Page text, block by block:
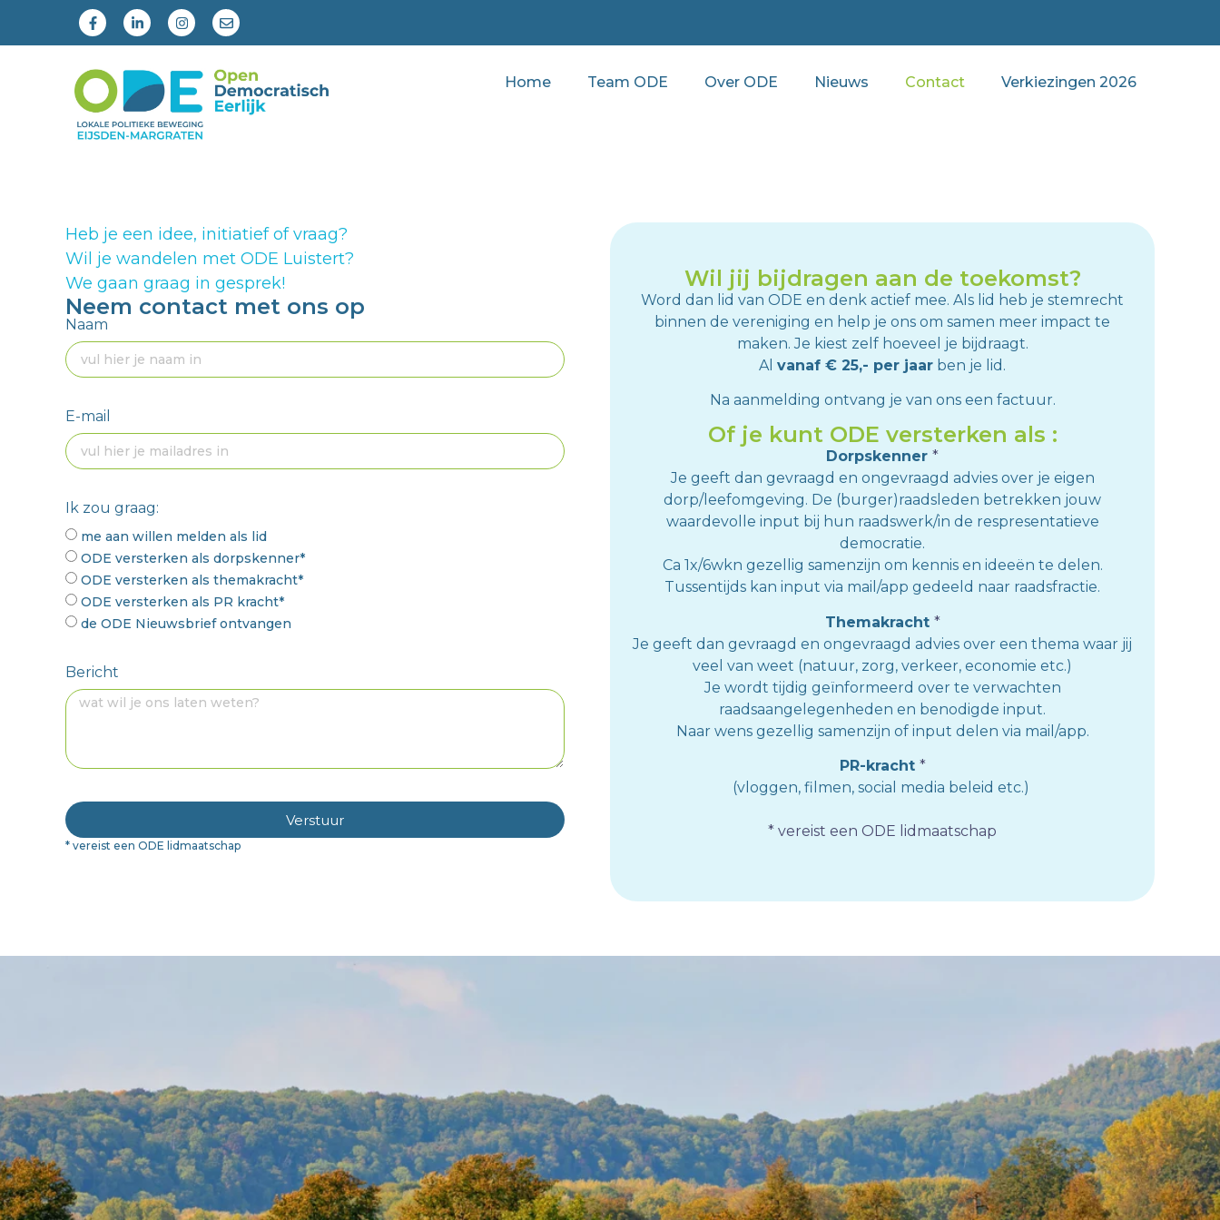
Home Team ODE Over ODE Nieuws Contact Verkiezingen 2026
Heb je een idee, initiatief of vraag?
Wil je wandelen met ODE Luistert?
We gaan graag in gesprek!
Neem contact met ons op
Naam
E-mail
Ik zou graag:
me aan willen melden als lid
ODE versterken als dorpskenner*
ODE versterken als themakracht*
ODE versterken als PR kracht*
de ODE Nieuwsbrief ontvangen
Bericht
Verstuur
* vereist een ODE lidmaatschap
Wil jij bijdragen aan de toekomst?
Word dan lid van ODE en denk actief mee. Als lid heb je stemrecht
binnen de vereniging en help je ons om samen meer impact te
maken. Je kiest zelf hoeveel je bijdraagt.
Al vanaf € 25,- per jaar ben je lid.
Na aanmelding ontvang je van ons een factuur.
Of je kunt ODE versterken als :
Dorpskenner *
Je geeft dan gevraagd en ongevraagd advies over je eigen
dorp/leefomgeving. De (burger)raadsleden betrekken jouw
waardevolle input bij hun raadswerk/in de respresentatieve
democratie.
Ca 1x/6wkn gezellig samenzijn om kennis en ideeën te delen.
Tussentijds kan input via mail/app gedeeld naar raadsfractie.
Themakracht *
Je geeft dan gevraagd en ongevraagd advies over een thema waar jij
veel van weet (natuur, zorg, verkeer, economie etc.)
Je wordt tijdig geïnformeerd over te verwachten
raadsaangelegenheden en benodigde input.
Naar wens gezellig samenzijn of input delen via mail/app.
PR-kracht *
(vloggen, filmen, social media beleid etc.)
* vereist een ODE lidmaatschap